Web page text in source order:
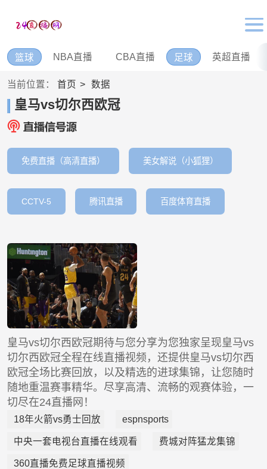
篮球 NBA直播 CBA直播 足球 英超直播
当前位置： 首页 数据
皇马vs切尔西欧冠
免费直播（高清直播） 美女解说（小狐狸）
CCTV-5 腾讯直播 百度体育直播
皇马vs切尔西欧冠期待与您分享为您独家呈现皇马vs
切尔西欧冠全程在线直播视频，还提供皇马vs切尔西
欧冠全场比赛回放，以及精选的进球集锦，让您随时
随地重温赛事精华。尽享高清、流畅的观赛体验，一
切尽在24直播网！
18年火箭vs勇士回放 espnsports
中央一套电视台直播在线观看 费城对阵猛龙集锦
360直播免费足球直播视频